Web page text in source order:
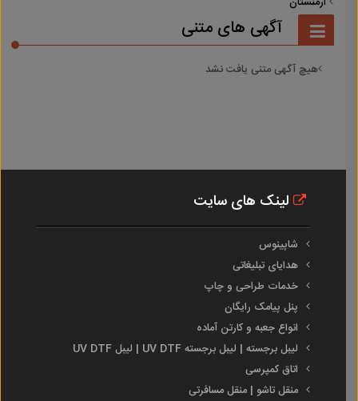
آگهی های متنی
هیچ آگهی متنی یافت نشد
لینک های سایت
شاپینوس
هدایای تبلیغاتی
خدمات طراحی و چاپ
پنل پیامک رایگان
انواع جعبه و کارتن آماده
لیبل برجسته | لیبل برجسته UV DTF | لیبل UV DTF
اتاق کمپرسی
منقل تاشو | منقل مسافرتی